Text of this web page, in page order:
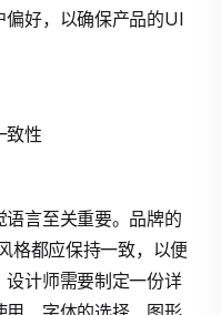
偏好，以确保产品的UI
致性
言至关重要。品牌的
格都应保持一致，以便
计师需要制定一份详